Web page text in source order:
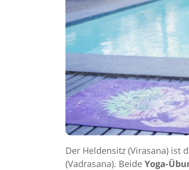
Der Heldensitz (Virasana) ist
(Vadrasana). BeideYoga-